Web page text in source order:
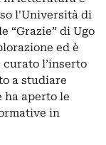
l'Università di
“Grazie” di Ugo
ed è
l’inserto
a studiare
ha aperto le
in